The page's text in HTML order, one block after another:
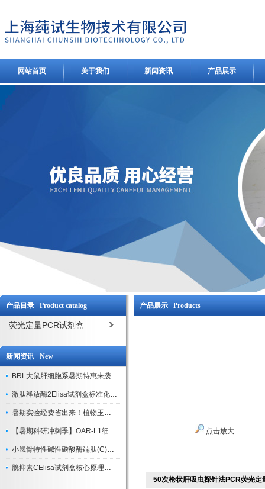
网站首页 关于我们 新闻资讯 产品展示
产品目录 Product catalog
荧光定量PCR试剂盒
新闻资讯 New
BRL大鼠肝细胞系暑期特惠来袭
激肽释放酶2Elisa试剂盒标准化实验操作与质控体系解析
暑期实验经费省出来！植物玉米索核苷（ZR ）elisa酶联免疫试剂盒
【暑期科研冲刺季】OAR-L1细胞专用培养基特惠，助力实验高效突破
小鼠骨特性碱性磷酸酶端肽(C)elisa试剂盒大促，骨科研人速囤
胱抑素CElisa试剂盒核心原理、产品特性与全流程操作规范详解
产品展示 Products
点击放大
50次枪状肝吸虫探针法PCR荧光定